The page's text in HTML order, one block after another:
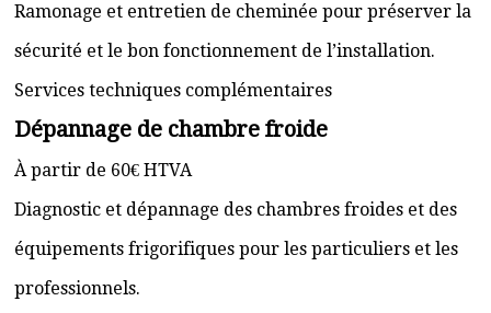
Ramonage et entretien de cheminée pour préserver la
sécurité et le bon fonctionnement de l’installation.
Services techniques complémentaires
Dépannage de chambre froide
À partir de 60€ HTVA
Diagnostic et dépannage des chambres froides et des
équipements frigorifiques pour les particuliers et les
professionnels.